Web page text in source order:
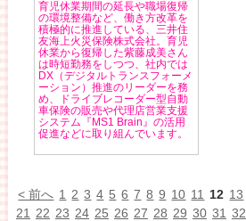
育児休業期間の延長や職場復帰
の環境整備など、働き方改革を
積極的に推進している、三井住
友海上火災保険株式会社。育児
休業から復帰した紫藤成美さん
は時短勤務をしつつ、社内では
DX（デジタルトランスフォーメ
ーション）推進のリーダーを務
め、ドライブレコーダー型自動
車保険の販売や代理店営業支援
システム『MS1 Brain』の活用
促進などに取り組んでいます。
< 前へ 1 2 3 4 5 6 7 8 9 10 11 12 13
21
22 23 24 25 26 27 28 29 30 31 32